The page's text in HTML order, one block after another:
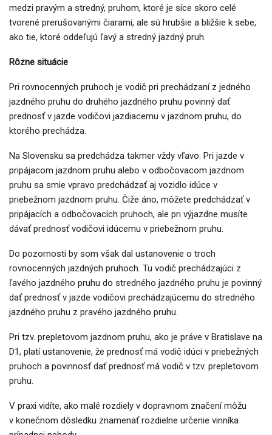
medzi pravým a stredný, pruhom, ktoré je síce skoro celé
tvorené prerušovanými čiarami, ale sú hrubšie a bližšie k sebe,
ako tie, ktoré oddeľujú ľavý a stredný jazdný pruh.
Rôzne situácie
Pri rovnocenných pruhoch je vodič pri prechádzaní z jedného
jazdného pruhu do druhého jazdného pruhu povinný dať
prednosť v jazde vodičovi jazdiacemu v jazdnom pruhu, do
ktorého prechádza.
Na Slovensku sa predchádza takmer vždy vľavo. Pri jazde v
pripájacom jazdnom pruhu alebo v odbočovacom jazdnom
pruhu sa smie vpravo predchádzať aj vozidlo idúce v
priebežnom jazdnom pruhu. Čiže áno, môžete predchádzať v
pripájacích a odbočovacích pruhoch, ale pri výjazdne musíte
dávať prednosť vodičovi idúcemu v priebežnom pruhu.
Do pozornosti by som však dal ustanovenie o troch
rovnocenných jazdných pruhoch. Tu vodič prechádzajúci z
ľavého jazdného pruhu do stredného jazdného pruhu je povinný
dať prednosť v jazde vodičovi prechádzajúcemu do stredného
jazdného pruhu z pravého jazdného pruhu.
Pri tzv. prepletovom jazdnom pruhu, ako je práve v Bratislave na
D1, platí ustanovenie, že prednosť má vodič idúci v priebežných
pruhoch a povinnosť dať prednosť má vodič v tzv. prepletovom
pruhu.
V praxi vidíte, ako malé rozdiely v dopravnom značení môžu
v konečnom dôsledku znamenať rozdielne určenie vinníka